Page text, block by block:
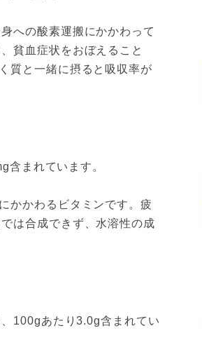
への酸素運搬にかかわって
貧血症状をおぼえること
質と一緒に摂ると吸収率が
含まれています。
かかわるビタミンです。疲
は合成できず、水溶性の成
100gあたり3.0g含まれてい